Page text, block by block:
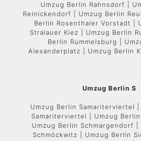
Umzug Berlin Rahnsdorf |
Reinickendorf | Umzug Berlin
Berlin Rosenthaler Vorstadt |
Stralauer Kiez | Umzug Berlin
Berlin Rummelsburg |
Alexanderplatz | Umzug Berlin
Umzug Berlin S
Umzug Berlin Samariterviertel |
Samariterviertel | Umzug Berlin
Umzug Berlin Schmargendorf |
Schmöckwitz | Umzug Berlin